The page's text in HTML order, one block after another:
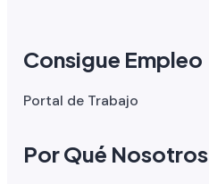
Consigue Empleo
Portal de Trabajo
Por Qué Nosotros